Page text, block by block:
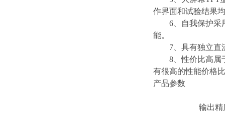
作界面和试验结果
6、自我保护采用
能。
7、具有独立直流
8、性价比高属于
有很高的性能价格
产品参数
输出精